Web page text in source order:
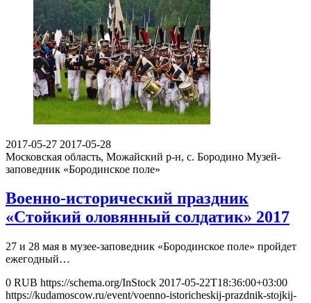
2017-05-27 2017-05-28
Московская область, Можайский р-н, с. Бородино Музей-
заповедник «Бородинское поле»
Военно-исторический праздник
«Стойкий оловянный солдатик» 2017
27 и 28 мая в музее-заповедник «Бородинское поле» пройдет
ежегодный…
0 RUB https://schema.org/InStock 2017-05-22T18:36:00+03:00
https://kudamoscow.ru/event/voenno-istoricheskij-prazdnik-stojkij-